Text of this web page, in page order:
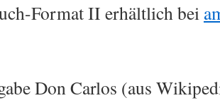
Format II erhältlich bei
Don Carlos (aus